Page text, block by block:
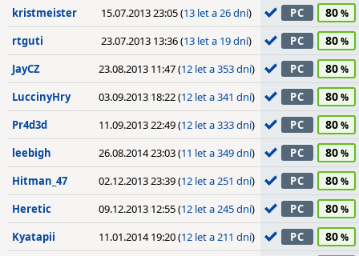
kristmeister 15.07.2013 23:05 (13 let a 26 dní) PC 80
rtguti 23.07.2013 13:36 (13 let a 19 dní) PC 80
JayCZ 23.08.2013 11:47 (12 let a 353 dní) PC 80
LuccinyHry 03.09.2013 18:22 (12 let a 341 dní) PC 80
Pr4d3d 11.09.2013 22:49 (12 let a 333 dní) PC 80
leebigh 26.08.2014 23:03 (11 let a 349 dní) PC 80
Hitman_47 02.12.2013 23:39 (12 let a 251 dní) PC 80
Heretic 09.12.2013 12:55 (12 let a 245 dní) PC 80
Kyatapii 11.01.2014 19:20 (12 let a 211 dní) PC 80